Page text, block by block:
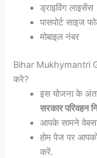
ड्राइविंग लाइसेंस
पासपोर्ट साइज
मोबाइल नंबर
Bihar Mukhymantri
करे?
इस योजना के
सरकार परिवहन
आपके सामने
होम पेज पर
करें.